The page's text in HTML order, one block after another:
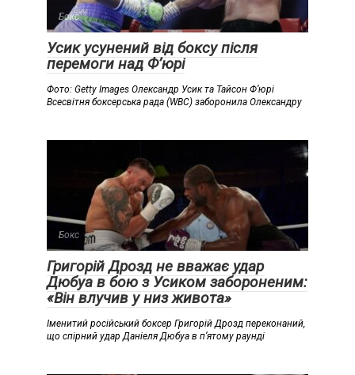
Бокс
Усик усунений від боксу після
перемоги над Ф’юрі
Фото: Getty Images Олександр Усик та Тайсон Ф’юрі
Всесвітня боксерська рада (WBC) заборонила Олександру
Бокс
Григорій Дрозд не вважає удар
Дюбуа в бою з Усиком забороненим:
«Він влучив у низ живота»
Іменитий російський боксер Григорій Дрозд переконаний,
що спірний удар Даніеля Дюбуа в п’ятому раунді